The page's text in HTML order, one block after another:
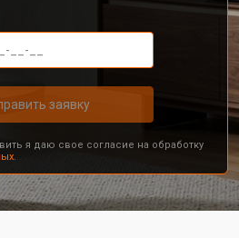
заявку
я даю свое согласие на обработку